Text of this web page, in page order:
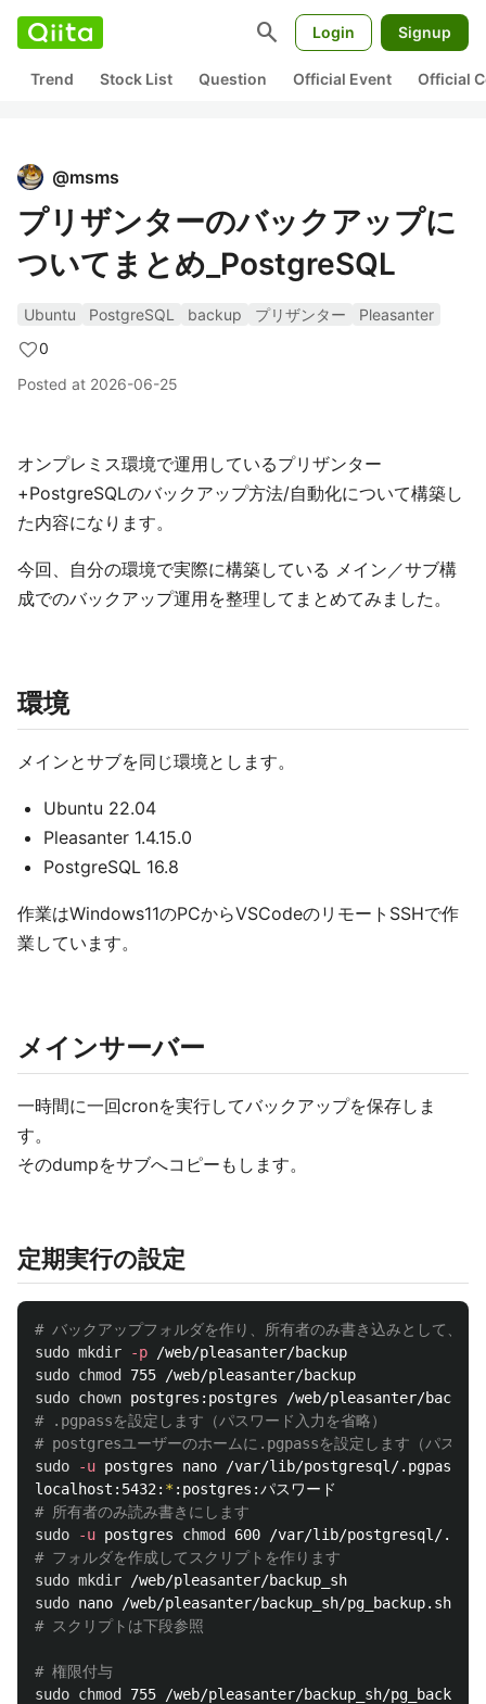
search Login Signup
Trend Stock List Question Official Event Official
@msms
プリザンターのバックアップに
ついてまとめ_PostgreSQL
Ubuntu PostgreSQL backup プリザンター
Pleasanter
0
Posted at 2026-06-25
オンプレミス環境で運用しているプリザンター
+PostgreSQLのバックアップ方法/自動化について構築し
た内容になります。
今回、自分の環境で実際に構築している メイン／サブ構
成でのバックアップ運用を整理してまとめてみました。
環境
メインとサブを同じ環境とします。
Ubuntu 22.04
Pleasanter 1.4.15.0
PostgreSQL 16.8
作業はWindows11のPCからVSCodeのリモートSSHで作
業しています。
メインサーバー
一時間に一回cronを実行してバックアップを保存しま
す。
そのdumpをサブへコピーもします。
定期実行の設定
# バックアップフォルダを作り、所有者のみ書き込みとして、
sudo mkdir
-p
sudo chmod
sudo chown
# .pgpassを設定します（パスワード入力を省略）
# postgresユーザーのホームに.pgpassを設定します（パスワ
sudo
-u postgres nano /var/lib/postgresql/.pgpass
localhost:5432: *
# 所有者のみ読み書きにします
sudo
-u postgres chmod
# フォルダを作成してスクリプトを作ります
sudo mkdir
sudo
# スクリプトは下段参照
# 権限付与
sudo chmod